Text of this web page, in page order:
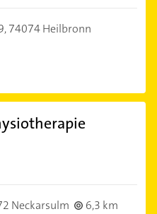
74074 Heilbronn
Neckarsulm
6,3 km